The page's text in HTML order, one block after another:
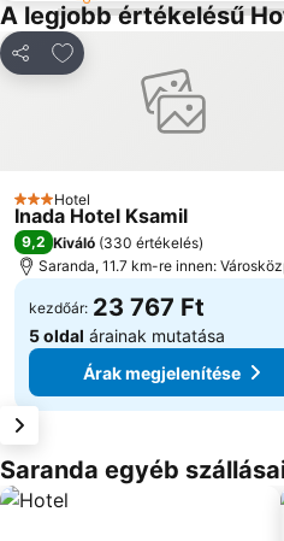
A legjobb értékelésű
Megosztás
Hozzáadás a
3 Kategória
Hotel
Inada Hotel Ksamil
9,2 Kiváló (330 értékelés)
Saranda, 11.7 km-re innen:
kezdőár: 23 767 Ft
5 oldal árainak mutatása
Árak megjelenítése
Saranda egyéb